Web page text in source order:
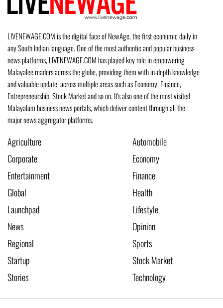
LIVENEWAGE.COM is the digital face of NewAge, the first economic daily in
any South Indian language. One of the most authentic and popular business
news platforms, LIVENEWAGE.COM has played key role in empowering
Malayalee readers across the globe, providing them with in-depth knowledge
and valuable update, across multiple areas such as Economy, Finance,
Entrepreneurship, Stock Market and so on. It's also one of the most visited
Malayalam business news portals, which deliver content through all the
major news aggregator platforms.
Agriculture
Automobile
Corporate
Economy
Entertainment
Finance
Global
Health
Launchpad
Lifestyle
News
Opinion
Regional
Sports
Startup
Stock Market
Stories
Technology